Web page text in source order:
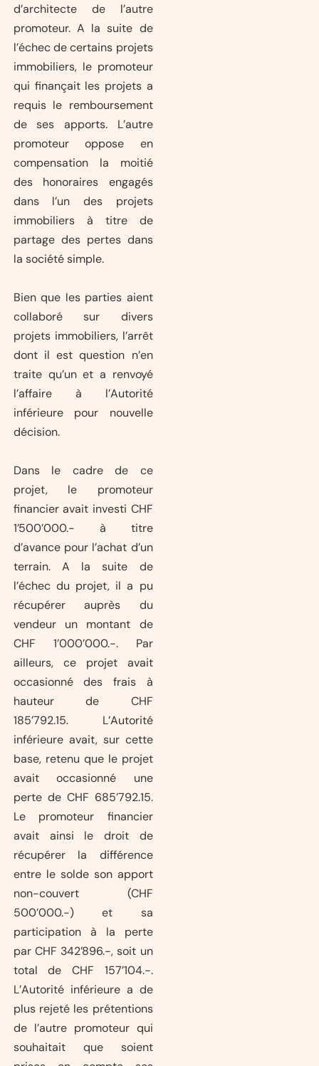
d’architecte de l’autre
promoteur. A la suite de
l’échec de certains projets
immobiliers, le promoteur
qui finançait les projets a
requis le remboursement
de ses apports. L’autre
promoteur oppose en
compensation la moitié
des honoraires engagés
dans l’un des projets
immobiliers à titre de
partage des pertes dans
la société simple.
Bien que les parties aient
collaboré sur divers
projets immobiliers, l’arrêt
dont il est question n’en
traite qu’un et a renvoyé
l’affaire à l’Autorité
inférieure pour nouvelle
décision.
Dans le cadre de ce
projet, le promoteur
financier avait investi CHF
1’500’000.- à titre
d’avance pour l’achat d’un
terrain. A la suite de
l’échec du projet, il a pu
récupérer auprès du
vendeur un montant de
CHF 1’000’000.-. Par
ailleurs, ce projet avait
occasionné des frais à
hauteur de CHF
185’792.15. L’Autorité
inférieure avait, sur cette
base, retenu que le projet
avait occasionné une
perte de CHF 685’792.15.
Le promoteur financier
avait ainsi le droit de
récupérer la différence
entre le solde son apport
non-couvert (CHF
500’000.-) et sa
participation à la perte
par CHF 342’896.-, soit un
total de CHF 157’104.-.
L’Autorité inférieure a de
plus rejeté les prétentions
de l’autre promoteur qui
souhaitait que soient